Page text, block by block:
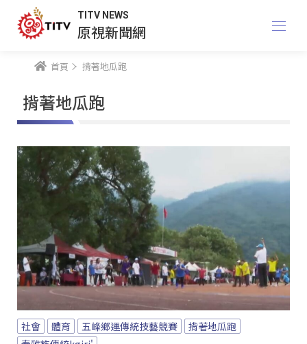
TITV NEWS
原視新聞網
首頁 揹著地瓜跑
揹著地瓜跑
社會 體育 五峰鄉運傳統技藝競賽
揹著地瓜跑